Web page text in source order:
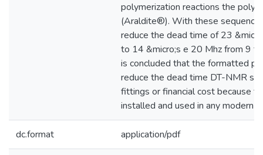
polymerization reactions the
(Araldite®). With these
reduce the dead time of 23
to 14 &micro;s e 20 Mhz from 9
is concluded that the formatted
reduce the dead time DT-NMR
fittings or financial cost because
installed and used in any modern
dc.format application/pdf